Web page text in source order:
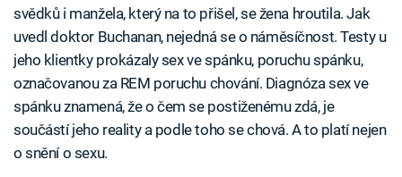
svědků i manžela, který na to přišel, se žena hroutila. Jak
uvedl doktor Buchanan, nejedná se o náměsíčnost. Testy u
jeho klientky prokázaly sex ve spánku, poruchu spánku,
označovanou za REM poruchu chování. Diagnóza sex ve
spánku znamená, že o čem se postiženému zdá, je
součástí jeho reality a podle toho se chová. A to platí nejen
o snění o sexu.